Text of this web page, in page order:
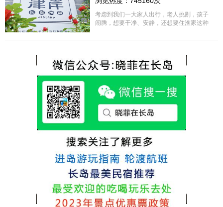
很好，每顿饭也不重样的，海鲜确实是非常
的新鲜呢，另外值得一提的是，他家的海菜
包子非常好吃。 其实长岛可选的酒店、民宿
各不相同，可以根据自己的喜好选择。非常
热情，能根据我提出的需求来安排房间，这
点很好。
考虑到我们一大家人出行，老人挑剔，孩子
闹腾，想要干净、安静，还想要住渔家这种
选择津岸民宿，实际体验客房很干净，饭菜
很好，每顿饭也不重样的，海鲜确实是非常
的新鲜呢，另外值得一提的是，他家的海菜
包子非常好吃。 其实长岛可选的酒店、民宿
各不相同，可以根据自己的喜好选择。非常
推荐津岸民宿，关键是老板娘晓菲很细心、
热情，能根据我提出的需求来安排房间，这
点很好。